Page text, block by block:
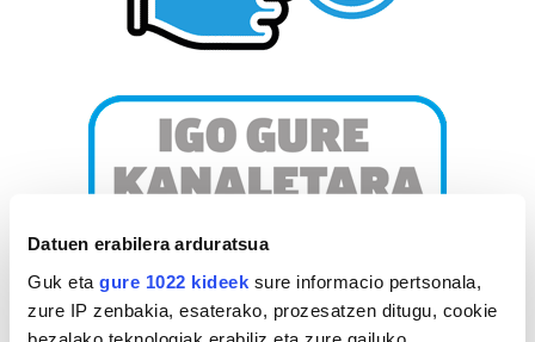
Datuen erabilera arduratsua
Guk eta gure 1022 kideek sure informacio pertsonala,
zure IP zenbakia, esaterako, prozesatzen ditugu, cookie